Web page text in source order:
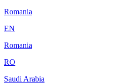
Romania
EN
Romania
RO
Saudi Arabia